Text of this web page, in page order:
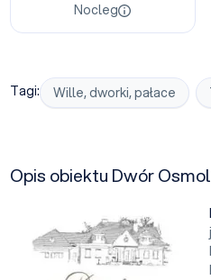
Nocleg
Tagi: Wille, dworki, pałace
Opis obiektu Dwór